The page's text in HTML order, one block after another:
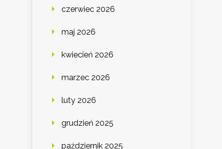
czerwiec 2026
maj 2026
kwiecień 2026
marzec 2026
luty 2026
grudzień 2025
październik 2025